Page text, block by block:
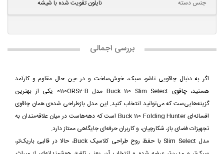
جنس دسته نایلون تقویت شده با شیشه
بررسی اجمالی
اگر به دنبال چاقویی تاشو، سبک، خوش‌ساخت و در عین حال مقاوم و کارآمد
هستید، چاقوی Buck 110 Slim Select مدل 0110ORS2-B یکی از بهترین
گزینه‌هایی‌ست که می‌توانید انتخاب کنید. این مدل بازطراحی شده‌ی همان چاقوی
افسانه‌ای Buck 110 Folding Hunter است که دهه‌هاست در میان علاقه‌مندان به
تجهیزات فضای باز، شکارچیان، و کاربران حرفه‌ای جایگاهی ممتاز دارد.
مدل Slim Select با حفظ روح طراحی کلاسیک Buck، حالا در قالبی باریک‌تر،